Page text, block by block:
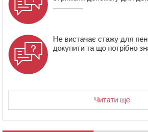
Не вистачає стажу для
докупити та що потрібно
Читати ще